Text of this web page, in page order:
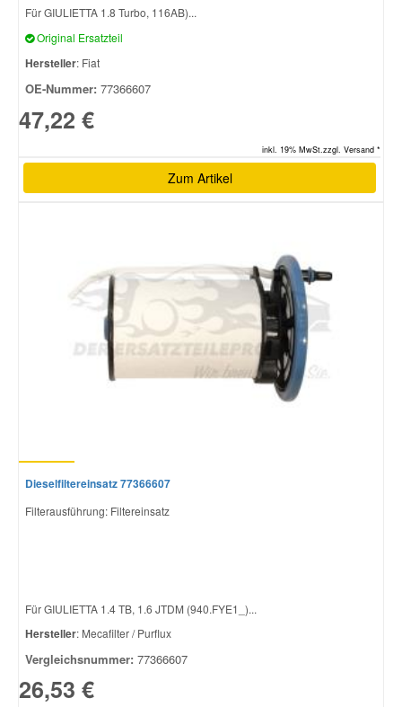
Für GIULIETTA 1.8 Turbo, 116AB)...
Original Ersatzteil
Hersteller: Fiat
OE-Nummer: 77366607
47,22 €
inkl. 19% MwSt.zzgl. Versand *
Zum Artikel
Dieselfiltereinsatz 77366607
Filterausführung: Filtereinsatz
Für GIULIETTA 1.4 TB, 1.6 JTDM (940.FYE1_)...
Hersteller: Mecafilter / Purflux
Vergleichsnummer: 77366607
26,53 €